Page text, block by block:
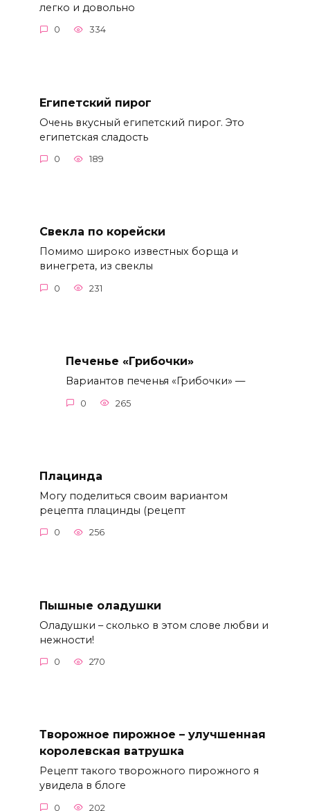
легко и довольно
0 334
Египетский пирог
Очень вкусный египетский пирог. Это
египетская сладость
0 189
Свекла по корейски
Помимо широко известных борща и
винегрета, из свеклы
0 231
Печенье «Грибочки»
Вариантов печенья «Грибочки» —
0 265
Плацинда
Могу поделиться своим вариантом
рецепта плацинды (рецепт
0 256
Пышные оладушки
Оладушки – сколько в этом слове любви и
нежности!
0 270
Творожное пирожное – улучшенная
королевская ватрушка
Рецепт такого творожного пирожного я
увидела в блоге
0 202